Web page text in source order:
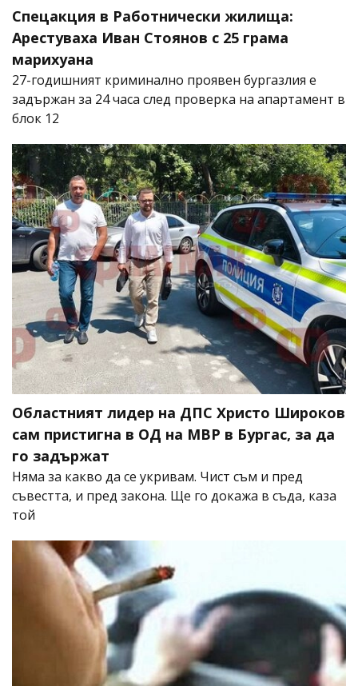
Спецакция в Работнически жилища:
Арестуваха Иван Стоянов с 25 грама
марихуана
27-годишният криминално проявен бургазлия е
задържан за 24 часа след проверка на апартамент в
блок 12
Областният лидер на ДПС Христо Широков
сам пристигна в ОД на МВР в Бургас, за да
го задържат
Няма за какво да се укривам. Чист съм и пред
съвестта, и пред закона. Ще го докажа в съда, каза
той